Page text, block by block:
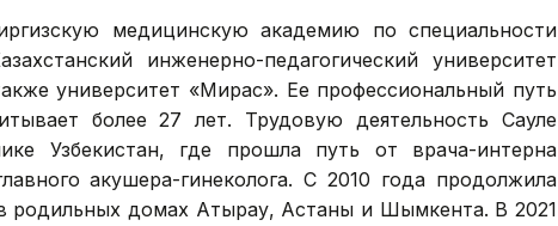
медицинскую академию по специальности
инженерно-педагогический университет
университет «Мирас». Ее профессиональный путь
более 27 лет. Трудовую деятельность Сауле
Узбекистан, где прошла путь от врача-интерна
акушера-гинеколога. С 2010 года продолжила
родильных домах Атырау, Астаны и Шымкента. В 2021